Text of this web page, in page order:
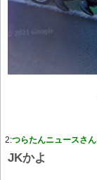
2:つらたんニュースさん
JKかよ